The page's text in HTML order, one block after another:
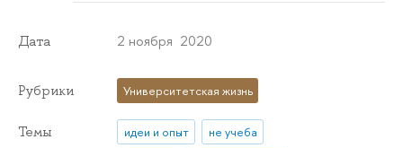
Дата 2 ноября 2020
Рубрики Университетская жизнь
Темы идеи и опыт
не учеба